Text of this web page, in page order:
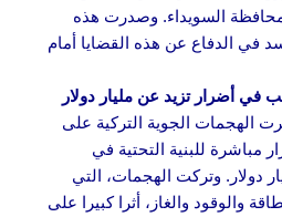
السويداء. وصدرت هذه
في الدفاع عن هذه القضايا أمام
في أضرار تزيد عن مليار دولار
الهجمات الجوية التركية على
للبنية التحتية في
دولار. وتركت الهجمات، التي
والوقود والغاز، أثرا كبيرا على